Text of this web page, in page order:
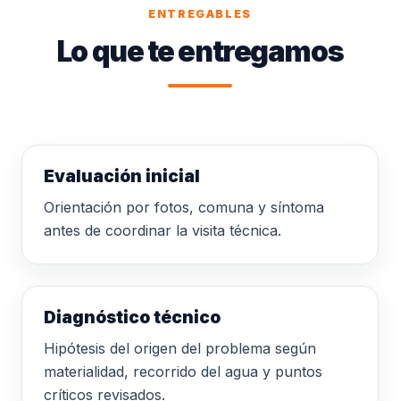
ENTREGABLES
Lo que te entregamos
Evaluación inicial
Orientación por fotos, comuna y síntoma
antes de coordinar la visita técnica.
Diagnóstico técnico
Hipótesis del origen del problema según
materialidad, recorrido del agua y puntos
críticos revisados.